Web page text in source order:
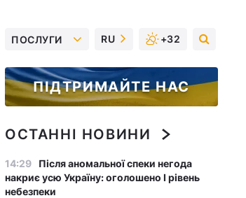
ПОСЛУГИ RU +32
ПІДТРИМАЙТЕ НАС
ОСТАННІ НОВИНИ
14:29
Після аномальної спеки негода
накриє усю Україну: оголошено І рівень
небезпеки